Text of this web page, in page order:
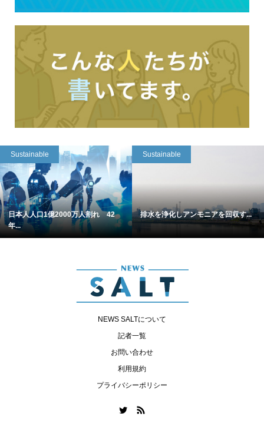
Sustainable
日本人人口1億2000万人割れ 42
年...
Sustainable
排水を浄化しアンモニアを回収す...
NEWS SALTについて
記者一覧
お問い合わせ
利用規約
プライバシーポリシー